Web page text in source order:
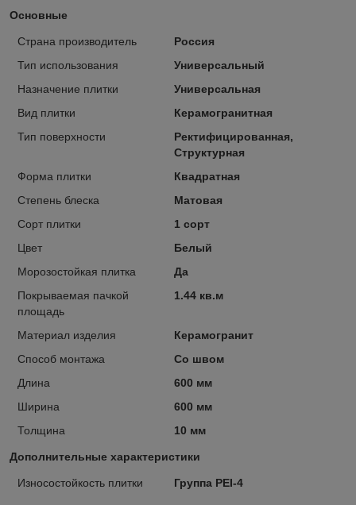
Основные
Страна производитель
Россия
Тип использования
Универсальный
Назначение плитки
Универсальная
Вид плитки
Керамогранитная
Тип поверхности
Ректифицированная,
Структурная
Форма плитки
Квадратная
Степень блеска
Матовая
Сорт плитки
1 сорт
Цвет
Белый
Морозостойкая плитка
Да
Покрываемая пачкой
площадь
1.44 кв.м
Материал изделия
Керамогранит
Способ монтажа
Со швом
Длина
600 мм
Ширина
600 мм
Толщина
10 мм
Дополнительные характеристики
Износостойкость плитки Группа PEI-4